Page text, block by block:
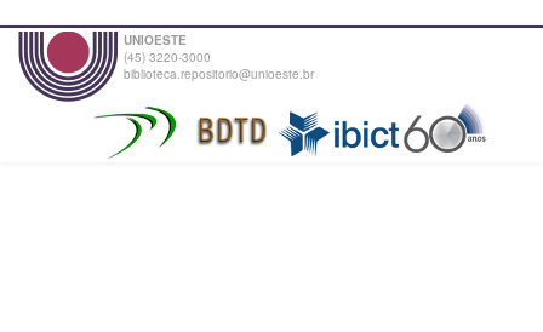
UNIOESTE
(45) 3220-3000
biblioteca.repositorio@unioeste.br